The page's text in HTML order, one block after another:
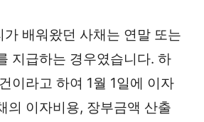
가 배워왔던 사채는 연말 또는
지급하는 경우였습니다. 하
이라고 하여 1월 1일에 이자
의 이자비용, 장부금액 산출